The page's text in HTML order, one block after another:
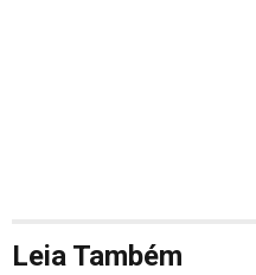
Leia Também